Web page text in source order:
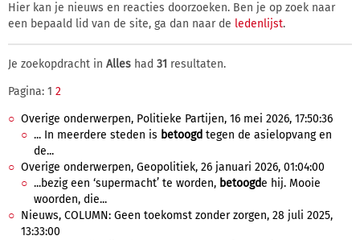
Hier kan je nieuws en reacties doorzoeken. Ben je op zoek naar
een bepaald lid van de site, ga dan naar de ledenlijst.
Je zoekopdracht in Alles had 31 resultaten.
Pagina: 1 2
Overige onderwerpen, Politieke Partijen, 16 mei 2026, 17:50:36
... In meerdere steden is betoogd tegen de asielopvang en
de...
Overige onderwerpen, Geopolitiek, 26 januari 2026, 01:04:00
...bezig een ‘supermacht’ te worden, betoogde hij. Mooie
woorden, die...
Nieuws, COLUMN: Geen toekomst zonder zorgen, 28 juli 2025,
13:33:00